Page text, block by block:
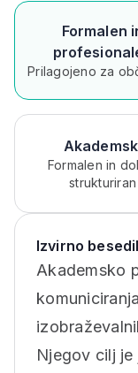
Formalen
Prilagojeno za
Formalen in
strukturiran
Izvirno
Akademsko
Njegov cilj je